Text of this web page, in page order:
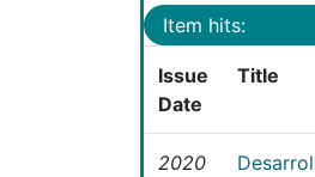
Item hits:
Issue
Date
Title
2020